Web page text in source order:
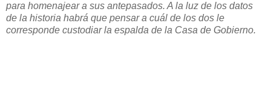
para homenajear a sus antepasados. A la luz de los datos
de la historia habrá que pensar a cuál de los dos le
corresponde custodiar la espalda de la Casa de Gobierno.